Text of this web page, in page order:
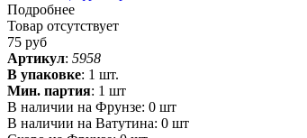
Подробнее
Товар отсутствует
75 руб
Артикул: 5958
В упаковке: 1 шт.
Мин. партия: 1 шт
В наличии на Фрунзе: 0 шт
В наличии на Ватутина: 0 шт